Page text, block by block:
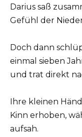
Darius saß
Gefühl der
Doch dann
einmal sieben
und trat direkt
Ihre kleinen
Kinn erhoben,
aufsah.